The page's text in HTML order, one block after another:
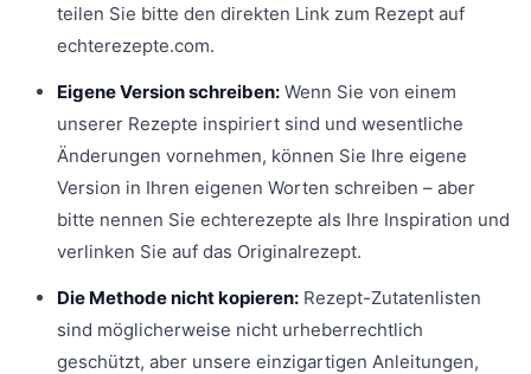
teilen Sie bitte den direkten Link zum Rezept auf
echterezepte.com.
Eigene Version schreiben: Wenn Sie von einem
unserer Rezepte inspiriert sind und wesentliche
Änderungen vornehmen, können Sie Ihre eigene
Version in Ihren eigenen Worten schreiben – aber
bitte nennen Sie echterezepte als Ihre Inspiration und
verlinken Sie auf das Originalrezept.
Die Methode nicht kopieren: Rezept-Zutatenlisten
sind möglicherweise nicht urheberrechtlich
geschützt, aber unsere einzigartigen Anleitungen,